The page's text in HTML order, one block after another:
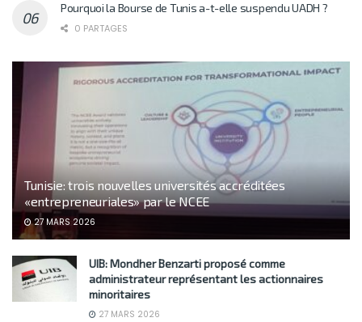
Pourquoi la Bourse de Tunis a-t-elle suspendu UADH ?
0 PARTAGES
Tunisie: trois nouvelles universités accréditées
«entrepreneuriales» par le NCEE
27 MARS 2026
UIB: Mondher Benzarti proposé comme
administrateur représentant les actionnaires
minoritaires
27 MARS 2026